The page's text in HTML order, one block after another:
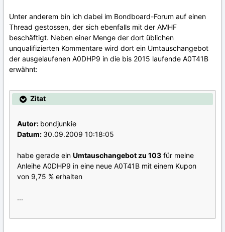
Unter anderem bin ich dabei im Bondboard-Forum auf einen
Thread gestossen, der sich ebenfalls mit der AMHF
beschäftigt. Neben einer Menge der dort üblichen
unqualifizierten Kommentare wird dort ein Umtauschangebot
der ausgelaufenen A0DHP9 in die bis 2015 laufende A0T41B
erwähnt:
Zitat
Autor: bondjunkie
Datum: 30.09.2009 10:18:05
habe gerade ein Umtauschangebot zu 103 für meine
Anleihe A0DHP9 in eine neue A0T41B mit einem Kupon
von 9,75 % erhalten
...